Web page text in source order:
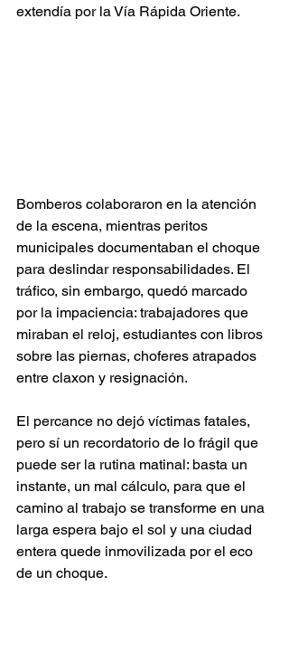
extendía por la Vía Rápida Oriente.
Bomberos colaboraron en la atención
de la escena, mientras peritos
municipales documentaban el choque
para deslindar responsabilidades. El
tráfico, sin embargo, quedó marcado
por la impaciencia: trabajadores que
miraban el reloj, estudiantes con libros
sobre las piernas, choferes atrapados
entre claxon y resignación.
El percance no dejó víctimas fatales,
pero sí un recordatorio de lo frágil que
puede ser la rutina matinal: basta un
instante, un mal cálculo, para que el
camino al trabajo se transforme en una
larga espera bajo el sol y una ciudad
entera quede inmovilizada por el eco
de un choque.